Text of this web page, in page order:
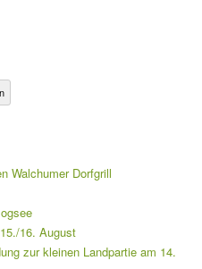
Walchumer Dorfgrill
16. August
zur kleinen Landpartie am 14.